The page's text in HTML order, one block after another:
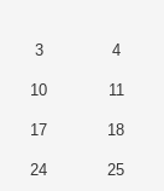
3 4
10 11
17 18
24 25